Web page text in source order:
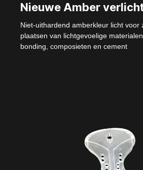
Nieuwe Amber
Niet-uithardend amberkleur licht voor
plaatsen van lichtgevoelige
bonding, composieten en cement